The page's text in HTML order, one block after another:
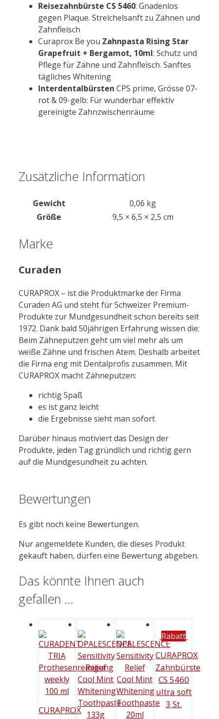
Reisezahnbürste CS 5460: Gnadenlos
gegen Plaque. Streichelsanft zu Zähnen und
Zahnfleisch
Curaprox Be you Zahnpasta Rising Star
Grapefruit + Bergamot, 10ml: Schutz und
Pflege für Zähne und Zahnfleisch. Sanftes
tägliches Whitening
Interdentalbürsten CPS prime, Grösse 07-
rot & 09-gelb: Für wunderbar effektiv
gereinigte Zahnzwischenräume
Zusätzliche Information
Gewicht
0,06 kg
Größe
9,5 × 6,5 × 2,5 cm
Marke
Curaden
CURAPROX – ist die Produktmarke der Firma
Curaden AG und steht für Schweizer Premium-
Produkte zur Mundgesundheit schon bereits seit
1972. Dank bald 50jährigen Erfahrung wissen die:
Beim Zähneputzen geht um viel mehr als um
weiße Zähne und frischen Atem. Deshalb arbeitet
die Firma eng mit Dentalprofis zusammen. Mit
CURAPROX macht Zähneputzen:
richtig Spaß
es ist ganz leicht
die Ergebnisse sieht man sofort
Darüber hinaus motiviert das Design der
Produkte, jeden Tag gründlich und richtig gern
auf die Mundgesundheit zu achten.
Bewertungen
Es gibt noch keine Bewertungen.
Nur angemeldete Kunden, die dieses Produkt
gekauft haben, dürfen eine Bewertung abgeben.
Das könnte Ihnen auch
gefallen …
CURAPROX
Rabatt
CURAPROX
Zahnbürste
CS 5460
ultra soft
3 St.